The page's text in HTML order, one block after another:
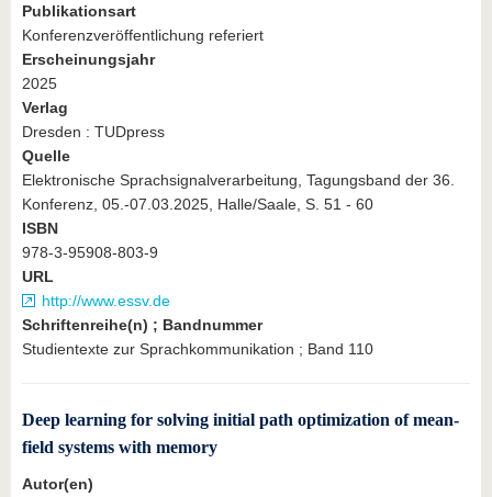
Publikationsart
Konferenzveröffentlichung referiert
Erscheinungsjahr
2025
Verlag
Dresden : TUDpress
Quelle
Elektronische Sprachsignalverarbeitung, Tagungsband der 36.
Konferenz, 05.-07.03.2025, Halle/Saale, S. 51 - 60
ISBN
978-3-95908-803-9
URL
http://www.essv.de
Schriftenreihe(n) ; Bandnummer
Studientexte zur Sprachkommunikation ; Band 110
Deep learning for solving initial path optimization of mean-
field systems with memory
Autor(en)